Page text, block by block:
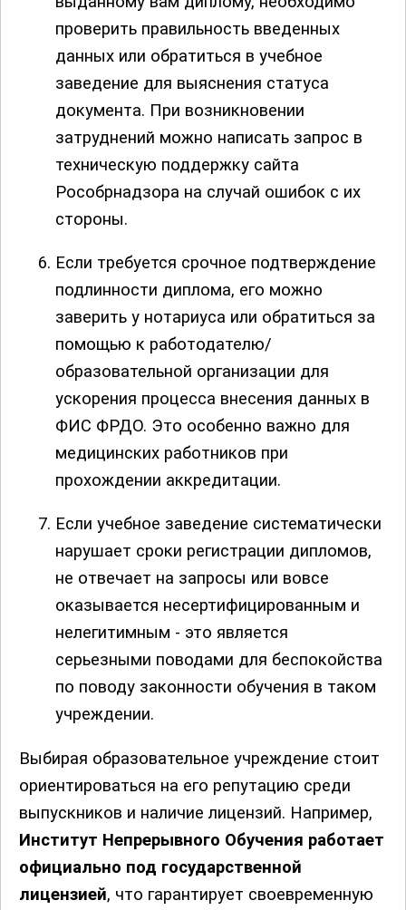
проверить правильность введенных
данных или обратиться в учебное
заведение для выяснения статуса
документа. При возникновении
затруднений можно написать запрос в
техническую поддержку сайта
Рособрнадзора на случай ошибок с их
стороны.
Если требуется срочное подтверждение
подлинности диплома, его можно
заверить у нотариуса или обратиться за
помощью к работодателю/
образовательной организации для
ускорения процесса внесения данных в
ФИС ФРДO. Это особенно важно для
медицинских работников при
прохождении аккредитации.
Если учебное заведение систематически
нарушает сроки регистрации дипломов,
не отвечает на запросы или вовсе
оказывается несертифицированным и
нелегитимным - это является
серьезными поводами для беспокойства
по поводу законности обучения в таком
учреждении.
Выбирая образовательное учреждение стоит
ориентироваться на его репутацию среди
выпускников и наличие лицензий. Например,
Институт Непрерывного Обучения работает
официально под государственной
лицензией, что гарантирует своевременную